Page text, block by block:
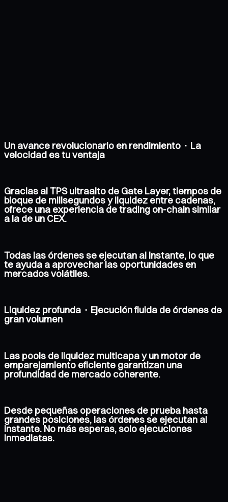
Un avance revolucionario en rendimiento · La
velocidad es tu ventaja
Gracias al TPS ultraalto de Gate Layer, tiempos de
bloque de milisegundos y liquidez entre cadenas,
ofrece una experiencia de trading on-chain similar
a la de un CEX.
Todas las órdenes se ejecutan al instante, lo que
te ayuda a aprovechar las oportunidades en
mercados volátiles.
Liquidez profunda · Ejecución fluida de órdenes de
gran volumen
Las pools de liquidez multicapa y un motor de
emparejamiento eficiente garantizan una
profundidad de mercado coherente.
Desde pequeñas operaciones de prueba hasta
grandes posiciones, las órdenes se ejecutan al
instante. No más esperas, solo ejecuciones
inmediatas.